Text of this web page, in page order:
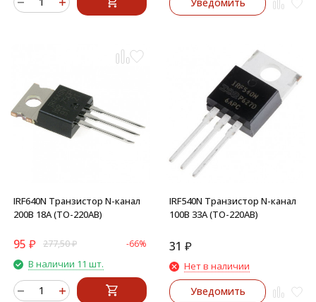
IRF640N Транзистор N-канал
200В 18А (TO-220AB)
95 ₽ 277,50₽ -66%
В наличии 11 шт.
IRF540N Транзистор N-канал
100В 33А (TO-220AB)
31 ₽
Нет в наличии
Уведомить